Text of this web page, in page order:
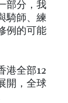
部分，我
騎師、練
例的可能
港全部12
開，全球